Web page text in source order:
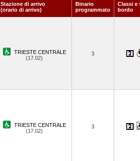
Stazione di arrivo
(orario di arrivo)
Binario
programmato
Classi e
bordo
TRIESTE CENTRALE
(17.02)
3
TRIESTE CENTRALE
(17.02)
3